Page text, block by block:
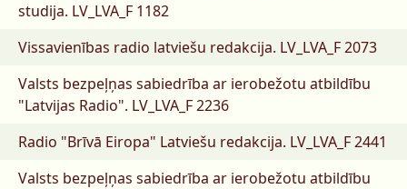
studija. LV_LVA_F 1182
Vissavienības radio latviešu redakcija. LV_LVA_F 2073
Valsts bezpeļņas sabiedrība ar ierobežotu atbildību
"Latvijas Radio". LV_LVA_F 2236
Radio "Brīvā Eiropa" Latviešu redakcija. LV_LVA_F 2441
Valsts bezpeļņas sabiedrība ar ierobežotu atbildību